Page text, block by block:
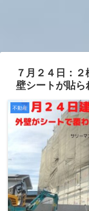
７月２４日：
壁シートが貼ら
不動産